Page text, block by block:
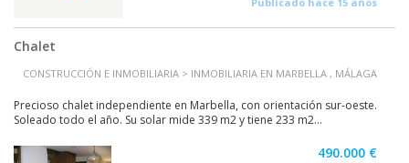
Chalet
CONSTRUCCIÓN E INMOBILIARIA > INMOBILIARIA EN MARBELLA , MÁLAGA
Precioso chalet independiente en Marbella, con orientación sur-oeste.
Soleado todo el año. Su solar mide 339 m2 y tiene 233 m2...
490.000 €